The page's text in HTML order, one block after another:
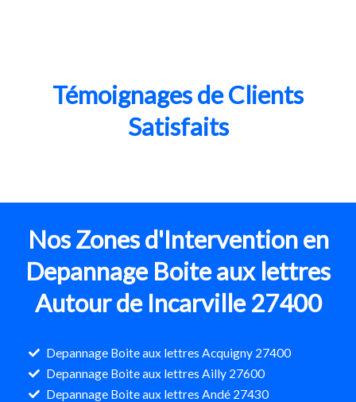
Témoignages de Clients
Satisfaits
Nos Zones d'Intervention en
Depannage Boite aux lettres
Autour de Incarville 27400
Depannage Boite aux lettres Acquigny 27400
Depannage Boite aux lettres Ailly 27600
Depannage Boite aux lettres Andé 27430